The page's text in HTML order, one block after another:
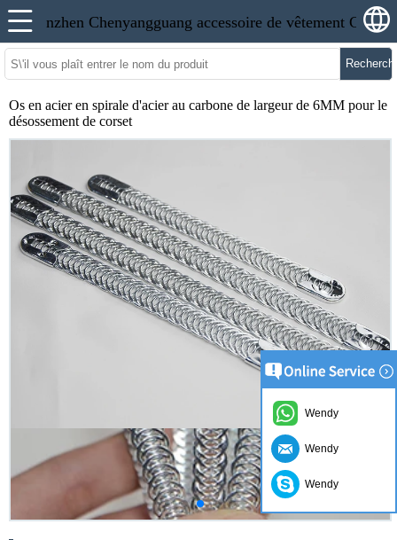
Os en acier en spirale d'acier au carbone de largeur de 6MM pour le
désossement de corset
Wendy
Wendy
Wendy